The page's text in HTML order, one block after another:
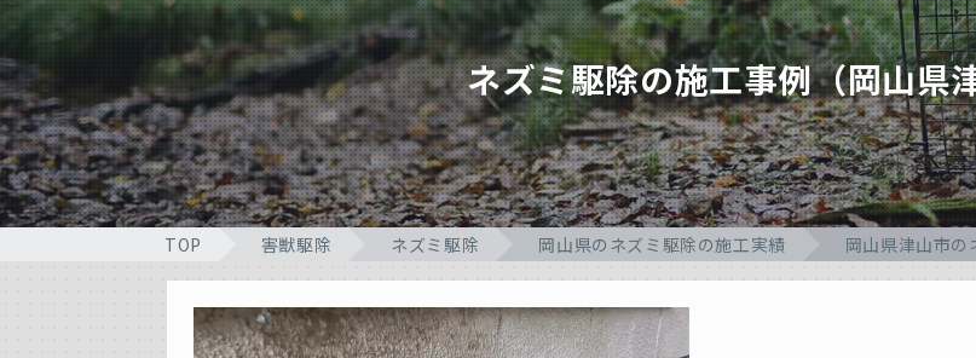
ネズミ駆除の施工事例（岡山県
TOP 害獣駆除 ネズミ駆除 岡山県のネズミ駆除の施工実績 岡山県津山市